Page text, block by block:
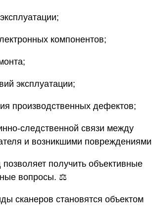
компонентов;
эксплуатации;
производственных дефектов;
следственной связи между
и возникшими
получить объективные
вопросы. ⚖️
сканеров становятся объектом